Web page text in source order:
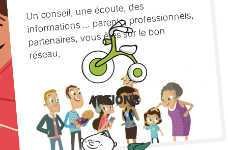
Un conseil, une écoute, des
informations ... parents, professionnels,
partenaires, vous êtes sur le bon
réseau.
ACTIONS